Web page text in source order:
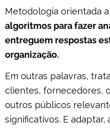
Metodologia orientada a
algoritmos para fazer
entreguem respostas
organização.
Em outras palavras,
clientes, fornecedores,
outros públicos
significativos. E